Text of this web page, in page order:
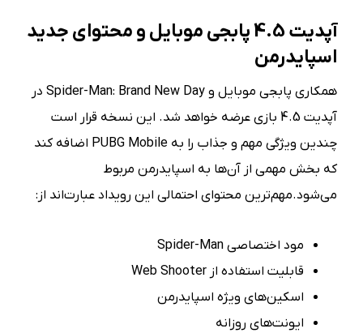
آپدیت 4.5 پابجی موبایل و محتوای جدید
اسپایدرمن
همکاری پابجی موبایل و Spider-Man: Brand New Day در
آپدیت 4.5 بازی عرضه خواهد شد. این نسخه قرار است
چندین ویژگی مهم و جذاب را به PUBG Mobile اضافه کند
که بخش مهمی از آن‌ها به اسپایدرمن مربوط
می‌شود.مهم‌ترین محتوای احتمالی این رویداد عبارت‌اند از:
مود اختصاصی Spider-Man
قابلیت استفاده از Web Shooter
اسکین‌های ویژه اسپایدرمن
ایونت‌های روزانه